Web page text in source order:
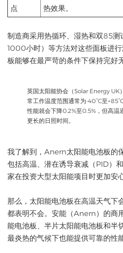
点
热效果。
制造商采用热循环、湿热和双85
1000小时）等方法对这些面板进
板能够在最严苛的条件下保持完好
英国太阳能协会（Solar Energy UK
常工作温度范围通常为-40°C至
性能就会下降0.2%至0.5%，但高温
更长的日照时间。
我了解到，Anern太阳能电池板的
包括高温、潜在诱导衰减（PID）
家在投资大型太阳能项目时更加安心
那么，太阳能电池板在高温天气下
都表明不会。安能（Anern）的商
能电池板、半片太阳能电池板和半
最炎热的气候下也能提供可靠的性